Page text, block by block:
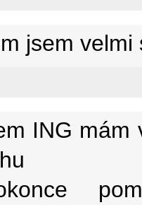
jsem velmi
ING mám